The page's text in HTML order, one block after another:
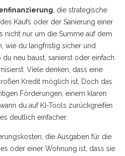
die strategische
Kaufs oder der Sanierung einer
nicht nur um die Summe auf dem
wie du langfristig sicher und
neu baust, sanierst oder einfach
Viele denken, dass eine
Kredit möglich ist. Doch das
Förderungen, einem klaren
du auf KI-Tools zurückgreifen
deutlich einfacher.
die Ausgaben für die
oder einer Wohnung ist, dass sie